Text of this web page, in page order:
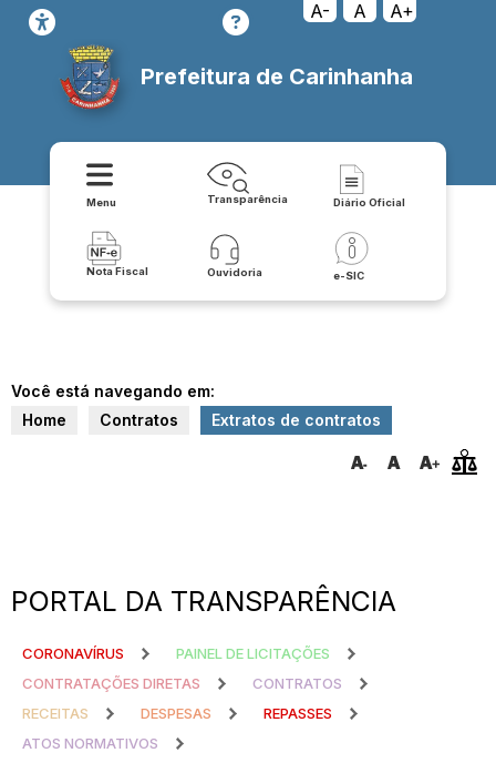
A- A A+
Prefeitura de Carinhanha
Menu Transparência Diário Oficial
Nota Fiscal Ouvidoria e-SIC
Você está navegando em:
Home
Contratos Extratos de contratos
PORTAL DA TRANSPARÊNCIA
CORONAVÍRUS
PAINEL DE LICITAÇÕES
CONTRATAÇÕES DIRETAS
CONTRATOS
RECEITAS
DESPESAS
REPASSES
ATOS NORMATIVOS